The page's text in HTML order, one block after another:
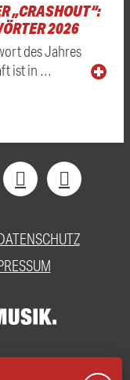
„CRASHOUT“:
2026
des Jahres
ist in …